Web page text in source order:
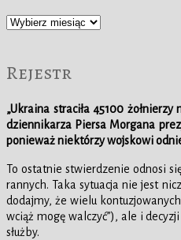
Archiwum
Rejestr
„Ukraina straciła 45100
dziennikarza Piersa Morgana
ponieważ niektórzy wojskowi
To ostatnie stwierdzenie odnosi
rannych. Taka sytuacja nie jest
dodajmy, że wielu
wciąż mogę walczyć”), ale i
służby.